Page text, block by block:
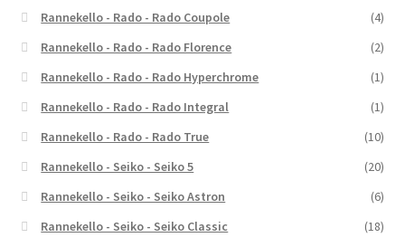
Rannekello - Rado - Rado Coupole
(4)
Rannekello - Rado - Rado Florence
(2)
Rannekello - Rado - Rado Hyperchrome
(1)
Rannekello - Rado - Rado Integral
(1)
Rannekello - Rado - Rado True
(10)
Rannekello - Seiko - Seiko 5
(20)
Rannekello - Seiko - Seiko Astron
(6)
Rannekello - Seiko - Seiko Classic
(18)